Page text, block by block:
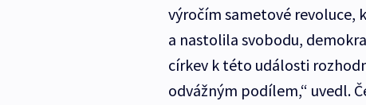
výročím sametové
a nastolila svobodu,
církev k této události
odvážným podílem,“ uvedl.